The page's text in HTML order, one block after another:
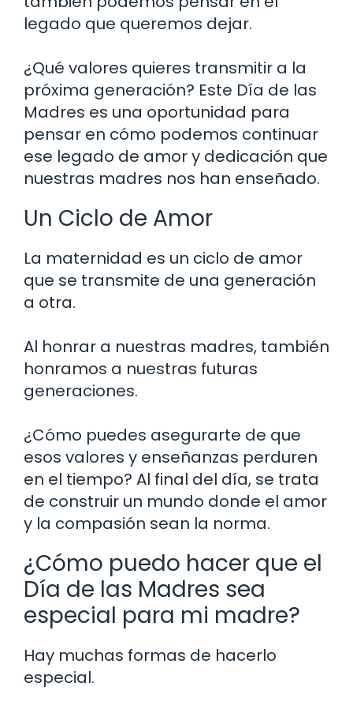
legado que queremos dejar.
¿Qué valores quieres transmitir a la
próxima generación? Este Día de las
Madres es una oportunidad para
pensar en cómo podemos continuar
ese legado de amor y dedicación que
nuestras madres nos han enseñado.
Un Ciclo de Amor
La maternidad es un ciclo de amor
que se transmite de una generación
a otra.
Al honrar a nuestras madres, también
honramos a nuestras futuras
generaciones.
¿Cómo puedes asegurarte de que
esos valores y enseñanzas perduren
en el tiempo? Al final del día, se trata
de construir un mundo donde el amor
y la compasión sean la norma.
¿Cómo puedo hacer que el
Día de las Madres sea
especial para mi madre?
Hay muchas formas de hacerlo
especial.